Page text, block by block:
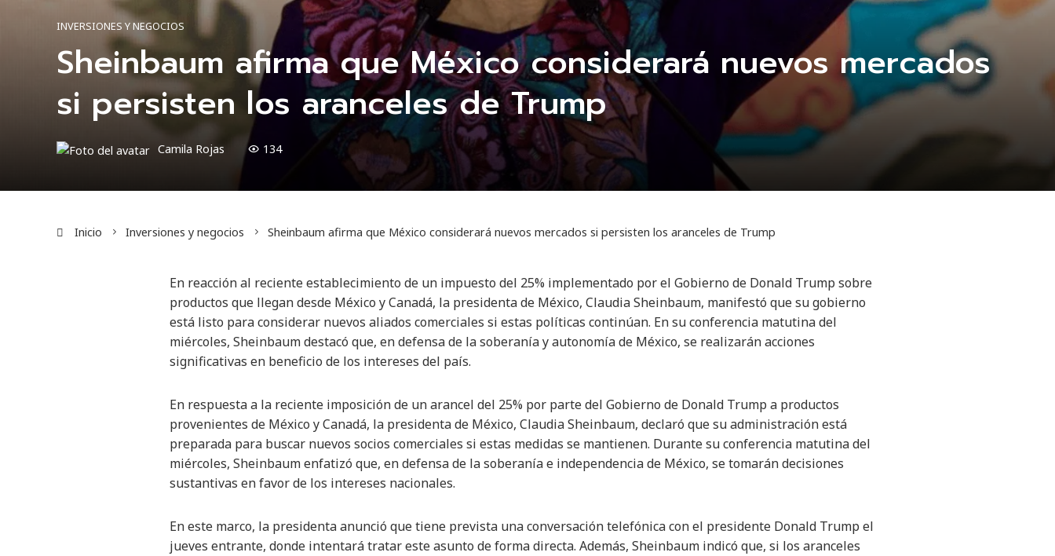
INVERSIONES Y NEGOCIOS
Sheinbaum afirma que México considerará nuevos mercados
si persisten los aranceles de Trump
Camila Rojas 134
Inicio Inversiones y negocios Sheinbaum afirma que México considerará nuevos mercados si persisten los aranceles de Trump
En reacción al reciente establecimiento de un impuesto del 25% implementado por el Gobierno de Donald Trump sobre
productos que llegan desde México y Canadá, la presidenta de México, Claudia Sheinbaum, manifestó que su gobierno
está listo para considerar nuevos aliados comerciales si estas políticas continúan. En su conferencia matutina del
miércoles, Sheinbaum destacó que, en defensa de la soberanía y autonomía de México, se realizarán acciones
significativas en beneficio de los intereses del país.
En respuesta a la reciente imposición de un arancel del 25% por parte del Gobierno de Donald Trump a productos
provenientes de México y Canadá, la presidenta de México, Claudia Sheinbaum, declaró que su administración está
preparada para buscar nuevos socios comerciales si estas medidas se mantienen. Durante su conferencia matutina del
miércoles, Sheinbaum enfatizó que, en defensa de la soberanía e independencia de México, se tomarán decisiones
sustantivas en favor de los intereses nacionales.
En este marco, la presidenta anunció que tiene prevista una conversación telefónica con el presidente Donald Trump el
jueves entrante, donde intentará tratar este asunto de forma directa. Además, Sheinbaum indicó que, si los aranceles